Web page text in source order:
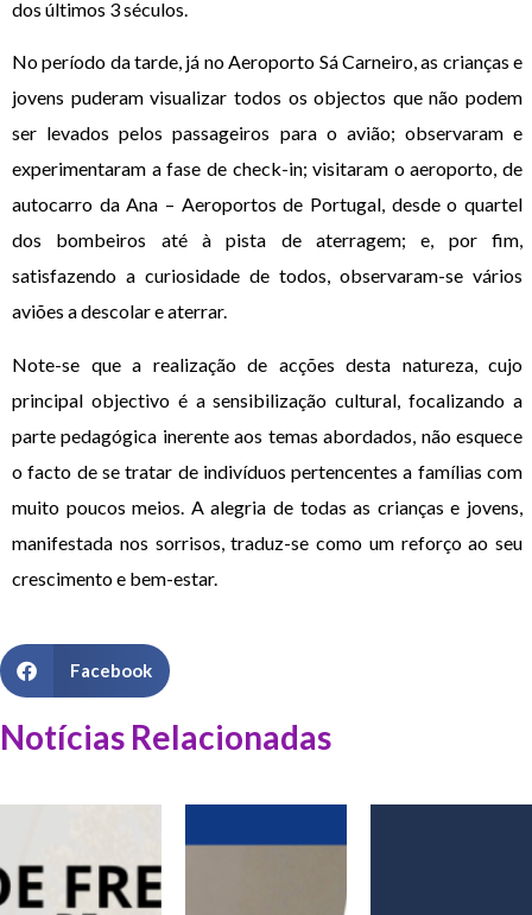
dos últimos 3 séculos.
No período da tarde, já no Aeroporto Sá Carneiro, as crianças e
jovens puderam visualizar todos os objectos que não podem
ser levados pelos passageiros para o avião; observaram e
experimentaram a fase de check-in; visitaram o aeroporto, de
autocarro da Ana – Aeroportos de Portugal, desde o quartel
dos bombeiros até à pista de aterragem; e, por fim,
satisfazendo a curiosidade de todos, observaram-se vários
aviões a descolar e aterrar.
Note-se que a realização de acções desta natureza, cujo
principal objectivo é a sensibilização cultural, focalizando a
parte pedagógica inerente aos temas abordados, não esquece
o facto de se tratar de indivíduos pertencentes a famílias com
muito poucos meios. A alegria de todas as crianças e jovens,
manifestada nos sorrisos, traduz-se como um reforço ao seu
crescimento e bem-estar.
Facebook
Notícias Relacionadas